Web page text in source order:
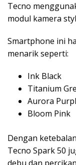
Tecno
modul kamera
Smartphone ini
menarik seperti:
Ink Black
Titanium
Aurora
Bloom Pink
Dengan
Tecno Spark 50